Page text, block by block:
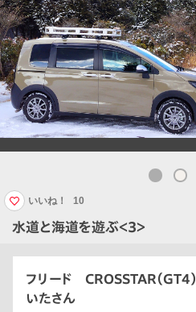
水道と海道を遊ぶ＜3＞
いいね！ 10
フリード CROSSTAR（GT4）
いたさん